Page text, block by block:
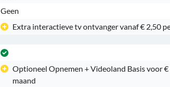
Geen
Extra interactieve tv ontvanger vanaf € 2,50
Optioneel Opnemen + Videoland Basis voor €
maand